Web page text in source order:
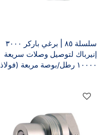
سلسلة ٨٥ | برغي باركر ٣٠٠٠
إنيرباك لتوصيل وصلات سريعة
١٠٠٠٠ رطل/بوصة مربعة (فولاذ)